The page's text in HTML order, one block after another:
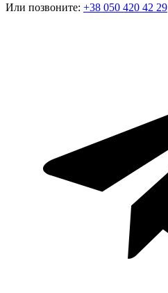
Или позвоните: +38 050 420 42 29